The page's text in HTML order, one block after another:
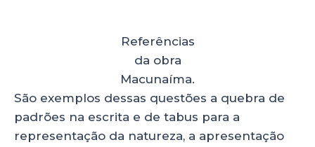
Referências
da obra
Macunaíma.
São exemplos dessas questões a quebra de
padrões na escrita e de tabus para a
representação da natureza, a apresentação